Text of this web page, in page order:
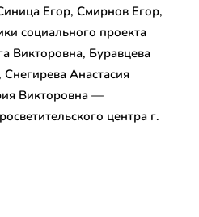
Егор, Смирнов Егор,
социального проекта
Викторовна, Буравцева
Анастасия
Викторовна —
центра г.